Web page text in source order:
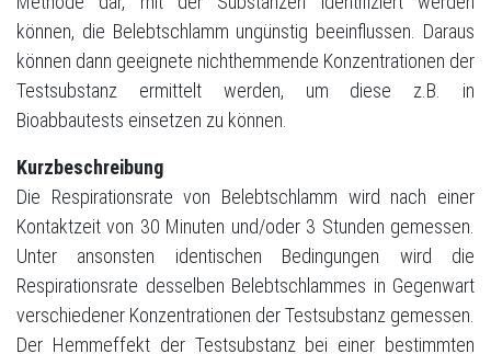
können, die Belebtschlamm ungünstig beeinflussen. Daraus
können dann geeignete nichthemmende Konzentrationen der
Testsubstanz ermittelt werden, um diese z.B. in
Bioabbautests einsetzen zu können.
Kurzbeschreibung
Die Respirationsrate von Belebtschlamm wird nach einer
Kontaktzeit von 30 Minuten und/oder 3 Stunden gemessen.
Unter ansonsten identischen Bedingungen wird die
Respirationsrate desselben Belebtschlammes in Gegenwart
verschiedener Konzentrationen der Testsubstanz gemessen.
Der Hemmeffekt der Testsubstanz bei einer bestimmten